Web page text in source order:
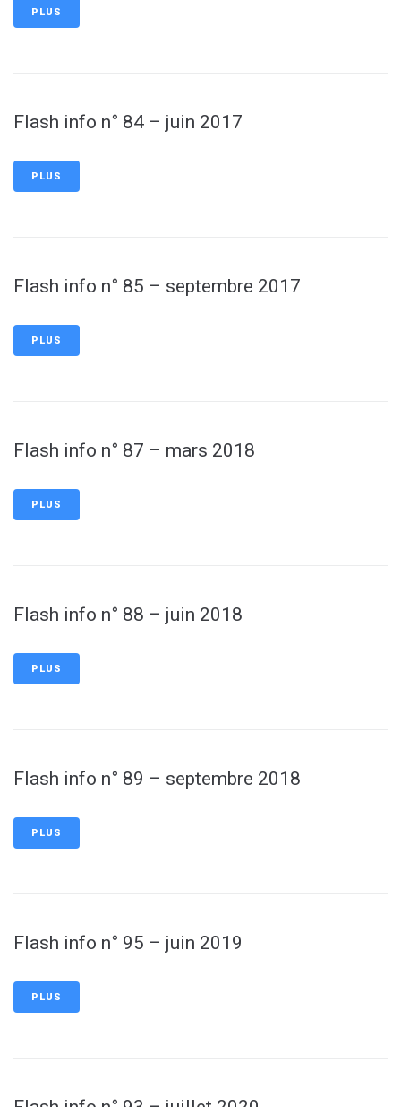
PLUS
Flash info n° 84 – juin 2017
PLUS
Flash info n° 85 – septembre 2017
PLUS
Flash info n° 87 – mars 2018
PLUS
Flash info n° 88 – juin 2018
PLUS
Flash info n° 89 – septembre 2018
PLUS
Flash info n° 95 – juin 2019
PLUS